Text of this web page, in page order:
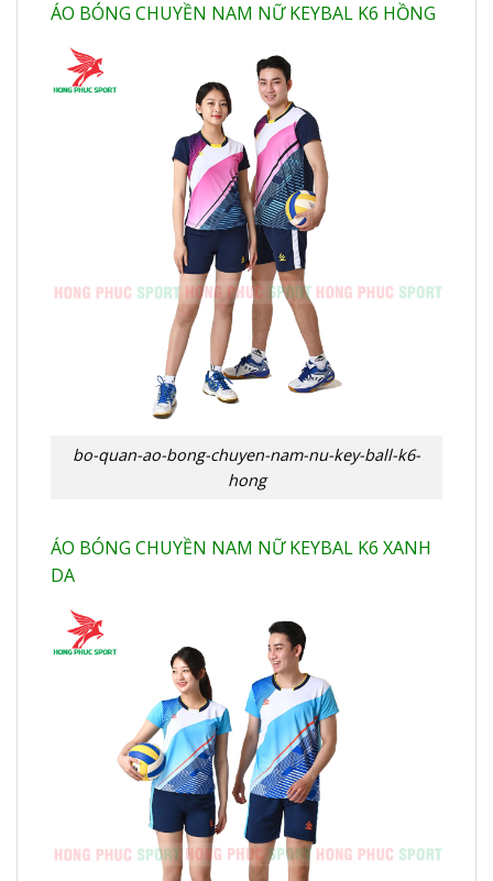
ÁO BÓNG CHUYỀN NAM NỮ KEYBAL K6 HỒNG
bo-quan-ao-bong-chuyen-nam-nu-key-ball-k6-
hong
ÁO BÓNG CHUYỀN NAM NỮ KEYBAL K6 XANH
DA